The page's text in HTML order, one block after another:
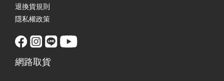
退換貨規則
隱私權政策
網路取貨